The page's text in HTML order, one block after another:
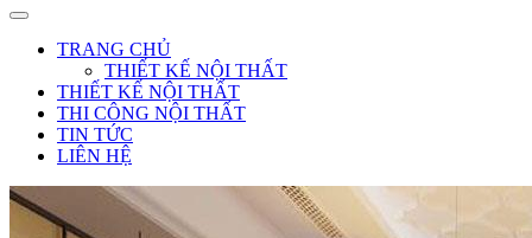
TRANG CHỦ
THIẾT KẾ NỘI THẤT
THIẾT KẾ NỘI THẤT
THI CÔNG NỘI THẤT
TIN TỨC
LIÊN HỆ